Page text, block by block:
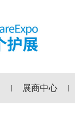
展商中心